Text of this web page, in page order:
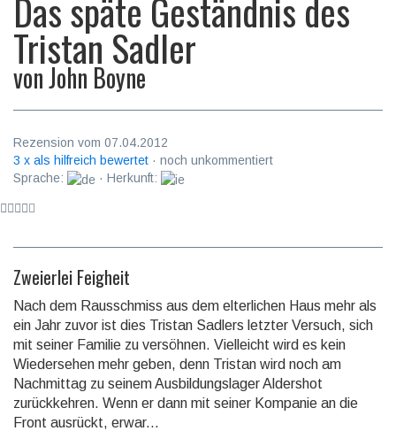
Das späte Geständnis des
Tristan Sadler
vonJohn Boyne
Rezension vom 07.04.2012
3 x als hilfreich bewertet · noch unkommentiert
Sprache:
· Herkunft:
Zweierlei Feigheit
Nach dem Rausschmiss aus dem elterlichen Haus mehr als
ein Jahr zuvor ist dies Tristan Sadlers letzter Versuch, sich
mit seiner Familie zu versöhnen. Vielleicht wird es kein
Wiedersehen mehr geben, denn Tristan wird noch am
Nachmittag zu seinem Ausbildungslager Aldershot
zurückkehren. Wenn er dann mit seiner Kompanie an die
Front ausrückt, erwar...